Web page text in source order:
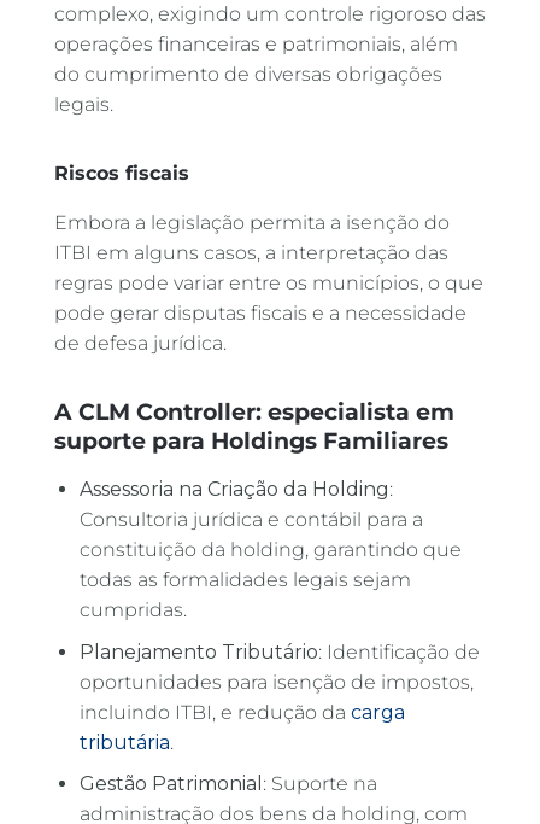
complexo, exigindo um controle rigoroso das
operações financeiras e patrimoniais, além
do cumprimento de diversas obrigações
legais.
Riscos fiscais
Embora a legislação permita a isenção do
ITBI em alguns casos, a interpretação das
regras pode variar entre os municípios, o que
pode gerar disputas fiscais e a necessidade
de defesa jurídica.
A CLM Controller: especialista em
suporte para Holdings Familiares
Assessoria na Criação da Holding:
Consultoria jurídica e contábil para a
constituição da holding, garantindo que
todas as formalidades legais sejam
cumpridas.
Planejamento Tributário: Identificação de
oportunidades para isenção de impostos,
incluindo ITBI, e redução da carga
tributária.
Gestão Patrimonial : Suporte na
administração dos bens da holding, com